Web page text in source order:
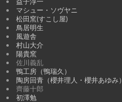
マシュー・ソヴヤニ
松田窯(すこし屋)
鳥居明生
風遊舎
村山大介
陽貴窯
佐川義乱
鴨工房（鴨瑞久）
陶房回青（櫻井理人・櫻井あゆみ）
齊藤十郎
初澤勉